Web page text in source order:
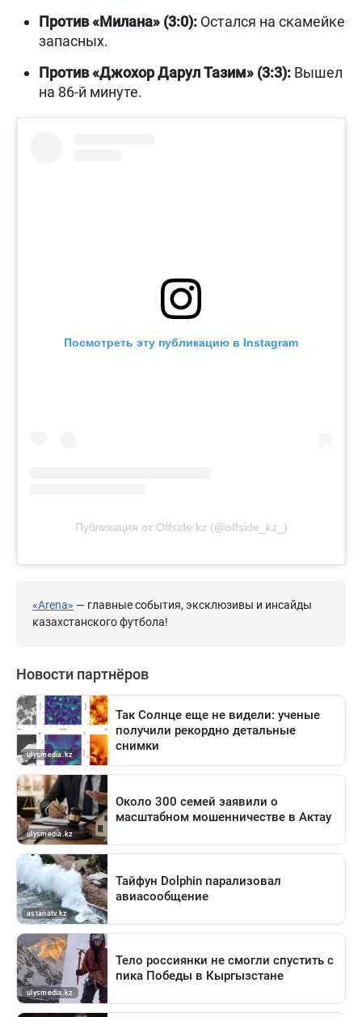
Против «Милана» (3:0): Остался на скамейке
запасных.
Против «Джохор Дарул Тазим» (3:3): Вышел
на 86-й минуте.
Посмотреть эту публикацию в Instagram
Публикация от Offside.kz (@offside_kz_)
«Arena» — главные события, эксклюзивы и инсайды
казахстанского футбола!